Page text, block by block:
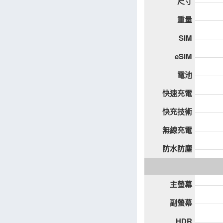
重量
SIM
eSIM
電池
快速充電
快充技術
無線充電
防水防塵
主螢幕
副螢幕